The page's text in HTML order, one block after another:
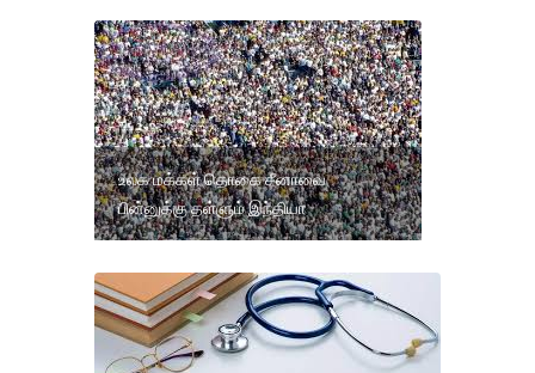
உலக மக்கள் தொகை சீனாவை
பின்னுக்கு தள்ளும் இந்தியா